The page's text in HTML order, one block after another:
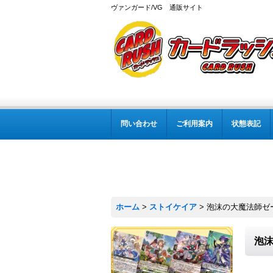
ヴァンガード/VG 通販サイト
問い合わせ ご利用案内 状態表記
ホーム > ストイケイア > 泡沫の大魔法師ゼ
泡